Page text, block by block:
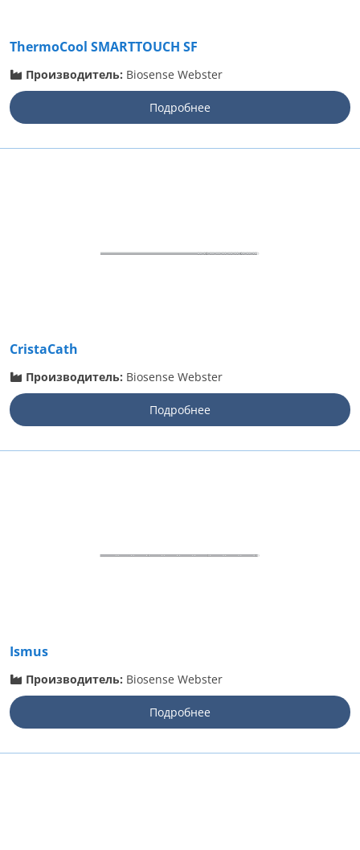
ThermoCool SMARTTOUCH SF
Производитель: Biosense Webster
Подробнее
CristaCath
Производитель: Biosense Webster
Подробнее
Ismus
Производитель: Biosense Webster
Подробнее